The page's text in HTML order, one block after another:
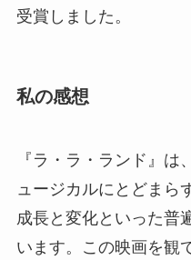
受賞しました。
私の感想
『ラ・ラ・ランド』は
ュージカルにとどまら
成長と変化といった普
います。この映画を観